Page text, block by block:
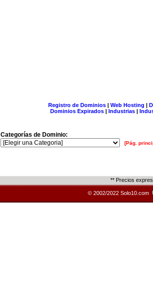
Registro de Dominios| Web Hosting |
Dominios Expirados | Industrias |
Categorías de Dominio:
[Pág.
** Precios
© 2002/2022 Solo10.com